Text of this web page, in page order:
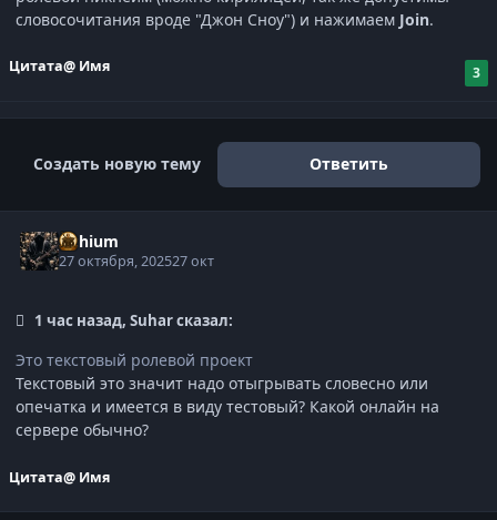
словосочитания вроде "Джон Сноу") и нажимаем Join.
Цитата@ Имя 3
Создать новую тему Ответить
Lithium
27 октября, 202527 окт
1 час назад, Suhar сказал:
Это текстовый ролевой проект
Текстовый это значит надо отыгрывать словесно или
опечатка и имеется в виду тестовый? Какой онлайн на
сервере обычно?
Цитата@ Имя